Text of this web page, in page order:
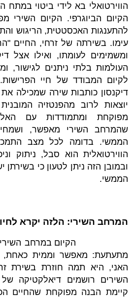
הווירטואלי בא לידי ביטוי במתח
הקיום הביוגרפי. הקיום השירי
להתענגות האכסטטית, הריגוש
עימו. בשירתה של זרחי, החיים
ומשמימים לעומתו, ואילו אצל
העולמות בלתי ניתנים לגישור,
לקיום המבודד של חיי
דיקנסון כותבות שירה שמכילה
יוצאות לרוב מהפנטזיה
מפוקחת ומתמודדות עם
שהמרחב השירי מאפשר,
הממשי. בדומה לכל מצב
הווירטואלית הוא סבל, ניתוק
ובמובן הזה ניתן לטעון כי
הממשי.
המרחב השירי: הלזה יקרא
הקיום במרחב
מתעתעת: מאפשר וממית כאחת,
האני, היא תמה חוזרת בשירת
השירים רושמים דיאלקטיקה
קיימת הבנה מפוקחת שהחיים